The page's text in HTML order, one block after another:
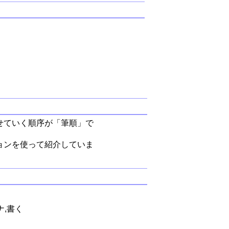
ていく順序が「筆順」で
を使って紹介していま
書く